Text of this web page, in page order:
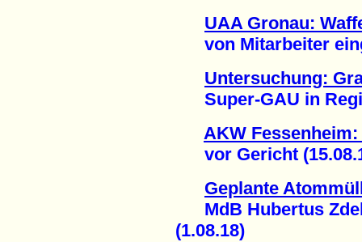
UAA Gronau:
von Mitarbeiter
Untersuchung:
Super-GAU in
AKW
vor Gericht
Geplante
MdB Hubertus
(1.08.18)